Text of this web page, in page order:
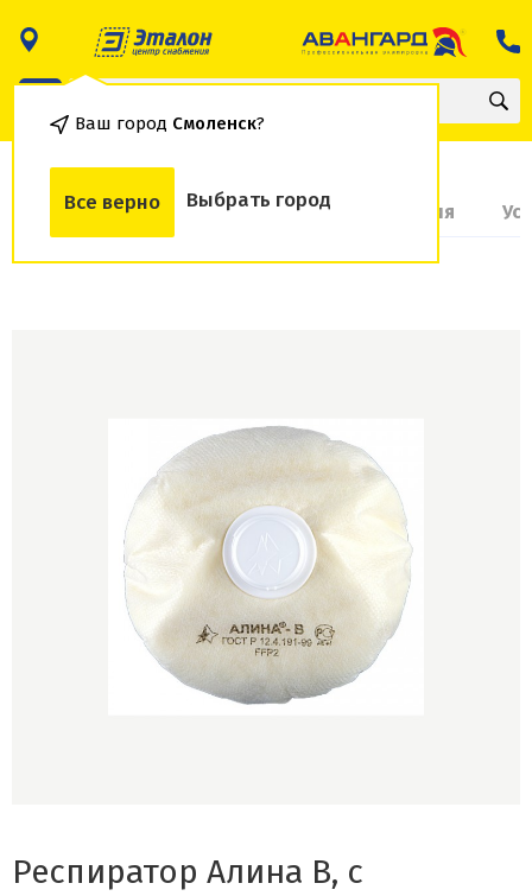
Ваш город Смоленск?
Все верно Выбрать город
О товаре Доставка и оплата Гарантия
Респиратор Алина В, с